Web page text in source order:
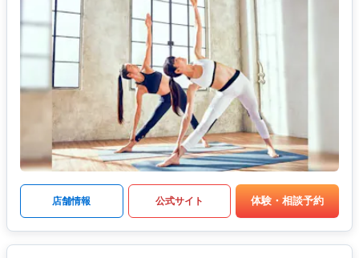
店舗情報 公式サイト 体験・相談予約